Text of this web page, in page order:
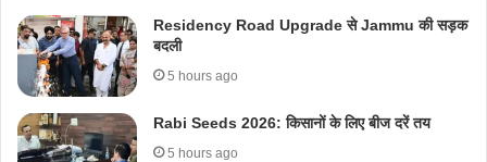
Residency Road Upgrade से Jammu की सड़क
बदली
5 hours ago
Rabi Seeds 2026: किसानों के लिए बीज दरें तय
5 hours ago